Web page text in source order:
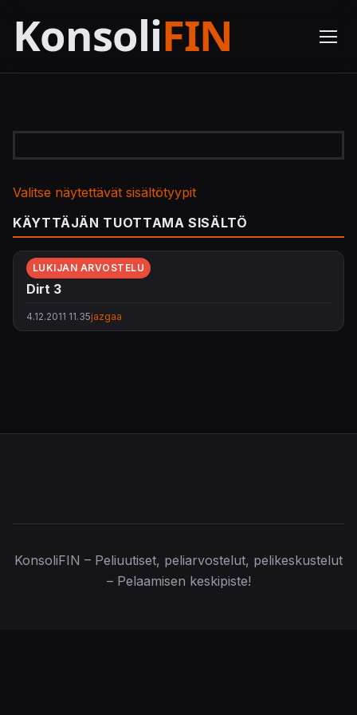
Valitse näytettävät sisältötyypit
KÄYTTÄJÄN TUOTTAMA SISÄLTÖ
LUKIJAN ARVOSTELU
Dirt 3
4.12.2011 11.35jazgaa
KonsoliFIN – Peliuutiset, peliarvostelut, pelikeskustelut
– Pelaamisen keskipiste!